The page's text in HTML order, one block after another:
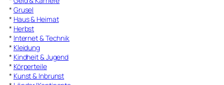
* Grusel
* Haus & Heimat
* Herbst
* Internet & Technik
* Kleidung
* Kindheit & Jugend
* Körperteile
* Kunst & Inbrunst